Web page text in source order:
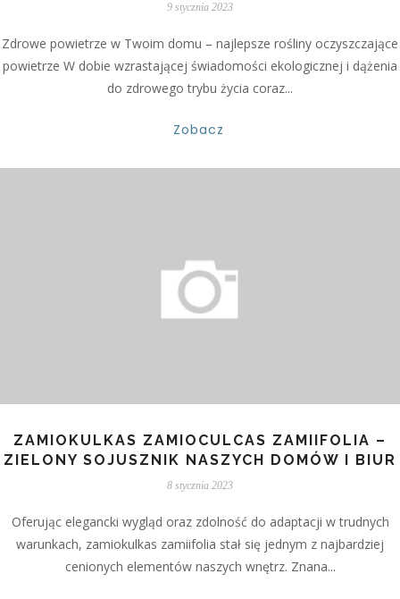
9 stycznia 2023
Zdrowe powietrze w Twoim domu – najlepsze rośliny oczyszczające
powietrze W dobie wzrastającej świadomości ekologicznej i dążenia
do zdrowego trybu życia coraz...
Zobacz
ZAMIOKULKAS ZAMIOCULCAS ZAMIIFOLIA –
ZIELONY SOJUSZNIK NASZYCH DOMÓW I BIUR
8 stycznia 2023
Oferując elegancki wygląd oraz zdolność do adaptacji w trudnych
warunkach, zamiokulkas zamiifolia stał się jednym z najbardziej
cenionych elementów naszych wnętrz. Znana...